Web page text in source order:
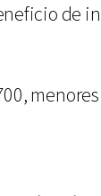
de